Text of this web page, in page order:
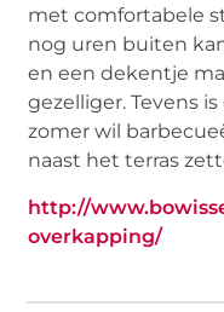
met comfortabele
nog uren buiten
en een dekentje
gezelliger. Tevens
zomer wil
naast het terras
http://
overkapping/